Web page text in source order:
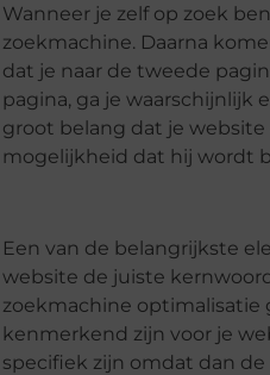
Wanneer je zelf op zoek
zoekmachine. Daarna
dat je naar de tweede
pagina, ga je waarschijnlijk
groot belang dat je
mogelijkheid dat hij wordt
Een van de belangrijkste
website de juiste
zoekmachine optimalisatie
kenmerkend zijn voor je
specifiek zijn omdat dan